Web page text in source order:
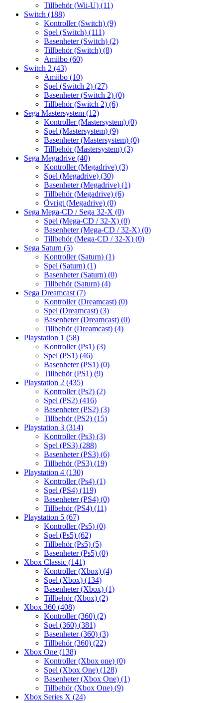
Tillbehör (Wii-U) (11)
Switch (188)
Kontroller (Switch) (9)
Spel (Switch) (111)
Basenheter (Switch) (2)
Tillbehör (Switch) (8)
Amiibo (60)
Switch 2 (43)
Amiibo (10)
Spel (Switch 2) (27)
Basenheter (Switch 2) (0)
Tillbehör (Switch 2) (6)
Sega Mastersystem (12)
Kontroller (Mastersystem) (0)
Spel (Mastersystem) (9)
Basenheter (Mastersystem) (0)
Tillbehör (Mastersystem) (3)
Sega Megadrive (40)
Kontroller (Megadrive) (3)
Spel (Megadrive) (30)
Basenheter (Megadrive) (1)
Tillbehör (Megadrive) (6)
Övrigt (Megadrive) (0)
Sega Mega-CD / Sega 32-X (0)
Spel (Mega-CD / 32-X) (0)
Basenheter (Mega-CD / 32-X) (0)
Tillbehör (Mega-CD / 32-X) (0)
Sega Saturn (5)
Kontroller (Saturn) (1)
Spel (Saturn) (1)
Basenheter (Saturn) (0)
Tillbehör (Saturn) (4)
Sega Dreamcast (7)
Kontroller (Dreamcast) (0)
Spel (Dreamcast) (3)
Basenheter (Dreamcast) (0)
Tillbehör (Dreamcast) (4)
Playstation 1 (58)
Kontroller (Ps1) (3)
Spel (PS1) (46)
Basenheter (PS1) (0)
Tillbehör (PS1) (9)
Playstation 2 (435)
Kontroller (Ps2) (2)
Spel (PS2) (416)
Basenheter (PS2) (3)
Tillbehör (PS2) (15)
Playstation 3 (314)
Kontroller (Ps3) (3)
Spel (PS3) (288)
Basenheter (PS3) (6)
Tillbehör (PS3) (19)
Playstation 4 (130)
Kontroller (Ps4) (1)
Spel (PS4) (119)
Basenheter (PS4) (0)
Tillbehör (PS4) (11)
Playstation 5 (67)
Kontroller (Ps5) (0)
Spel (Ps5) (62)
Tillbehör (Ps5) (5)
Basenheter (Ps5) (0)
Xbox Classic (141)
Kontroller (Xbox) (4)
Spel (Xbox) (134)
Basenheter (Xbox) (1)
Tillbehör (Xbox) (2)
Xbox 360 (408)
Kontroller (360) (2)
Spel (360) (381)
Basenheter (360) (3)
Tillbehör (360) (22)
Xbox One (138)
Kontroller (Xbox one) (0)
Spel (Xbox One) (128)
Basenheter (Xbox One) (1)
Tillbehör (Xbox One) (9)
Xbox Series X (24)